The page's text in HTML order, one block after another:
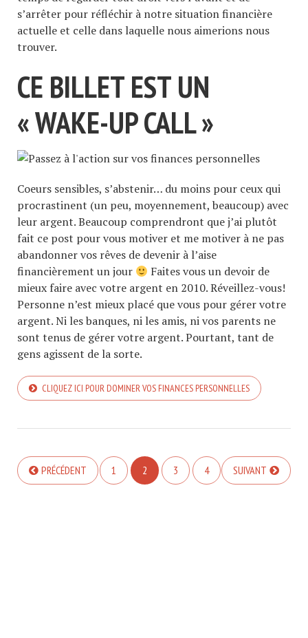
s’arrêter pour réfléchir à notre situation financière
actuelle et celle dans laquelle nous aimerions nous
trouver.
CE BILLET EST UN
« WAKE-UP CALL »
Coeurs sensibles, s’abstenir… du moins pour ceux qui
procrastinent (un peu, moyennement, beaucoup) avec
leur argent. Beaucoup comprendront que j’ai plutôt
fait ce post pour vous motiver et me motiver à ne pas
abandonner vos rêves de devenir à l’aise
financièrement un jour
Faites vous un devoir de
mieux faire avec votre argent en 2010. Réveillez-vous!
Personne n’est mieux placé que vous pour gérer votre
argent. Ni les banques, ni les amis, ni vos parents ne
sont tenus de gérer votre argent. Pourtant, tant de
gens agissent de la sorte.
CLIQUEZ ICI POUR DOMINER VOS FINANCES PERSONNELLES
PRÉCÉDENT 1 2 3 4 SUIVANT